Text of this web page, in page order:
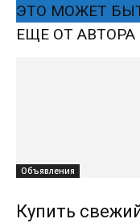
ЭТО МОЖЕТ
ЕЩЕ ОТ АВТОРА
Объявления
Купить